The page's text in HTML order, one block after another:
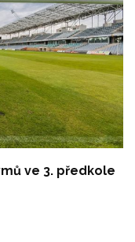
ve 3. předkole